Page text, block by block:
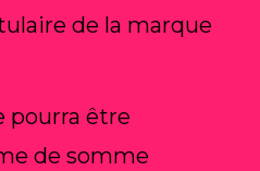
de la marque
pourra être
de somme